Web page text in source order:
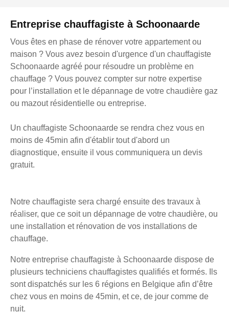
Entreprise chauffagiste à Schoonaarde
Vous êtes en phase de rénover votre appartement ou
maison ? Vous avez besoin d'urgence d'un chauffagiste
Schoonaarde agréé pour résoudre un problème en
chauffage ? Vous pouvez compter sur notre expertise
pour l’installation et le dépannage de votre chaudière gaz
ou mazout résidentielle ou entreprise.
Un chauffagiste Schoonaarde se rendra chez vous en
moins de 45min afin d'établir tout d'abord un
diagnostique, ensuite il vous communiquera un devis
gratuit.
Notre chauffagiste sera chargé ensuite des travaux à
réaliser, que ce soit un dépannage de votre chaudière, ou
une installation et rénovation de vos installations de
chauffage.
Notre entreprise chauffagiste à Schoonaarde dispose de
plusieurs techniciens chauffagistes qualifiés et formés. Ils
sont dispatchés sur les 6 régions en Belgique afin d’être
chez vous en moins de 45min, et ce, de jour comme de
nuit.